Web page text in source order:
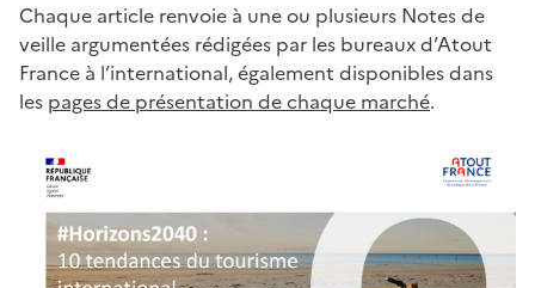
Chaque article renvoie à une ou plusieurs Notes de
veille argumentées rédigées par les bureaux d’Atout
France à l’international, également disponibles dans
les pages de présentation de chaque marché.